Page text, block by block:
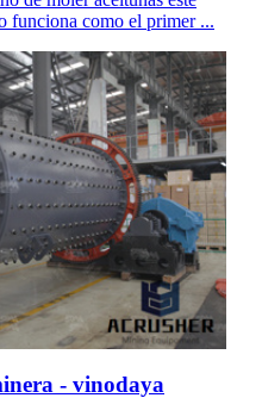
funciona como el primer ...
- vinodaya